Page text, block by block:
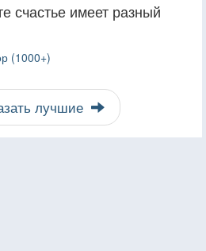
счастье имеет разный
(1000+)
лучшие